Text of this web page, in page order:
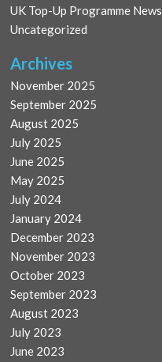
UK Top-Up Programme News
Uncategorized
Archives
November 2025
September 2025
August 2025
July 2025
June 2025
May 2025
July 2024
January 2024
December 2023
November 2023
October 2023
September 2023
August 2023
July 2023
June 2023